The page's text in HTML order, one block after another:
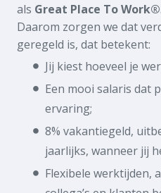
als Great Place To Work®
Daarom zorgen we dat
geregeld is, dat betekent:
Jij kiest hoeveel je
Een mooi salaris dat
ervaring;
8% vakantiegeld,
jaarlijks, wanneer jij
Flexibele werktijden,